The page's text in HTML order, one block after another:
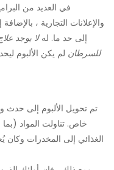
والإعلانات التجارية ،
الاحتياطية مع مظهر Andrew Dice Clay إلى حد ما. لهلا يوجد
للسرطان لم يكن الألبوم
تم تحويل الألبوم إلى
خاص. تناولت المواد
الغذائي إلى المخدرات وكان